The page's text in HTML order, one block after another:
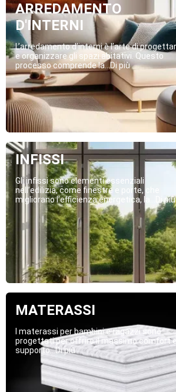
ARREDAMENTO
D'INTERNI
L’arredamento d’interni è l’arte di
e organizzare gli spazi abitativi. Questo
processo comprende la...Di più
INFISSI
Gli infissi sono elementi essenziali
nell’edilizia, come finestre e porte, che
migliorano l’efficienza energetica, la...Di più
MATERASSI
I materassi per bambini e ragazzi sono
progettati per offrire il massimo comfort
supporto...Di più